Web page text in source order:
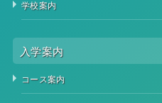
学校案内
入学案内
コース案内